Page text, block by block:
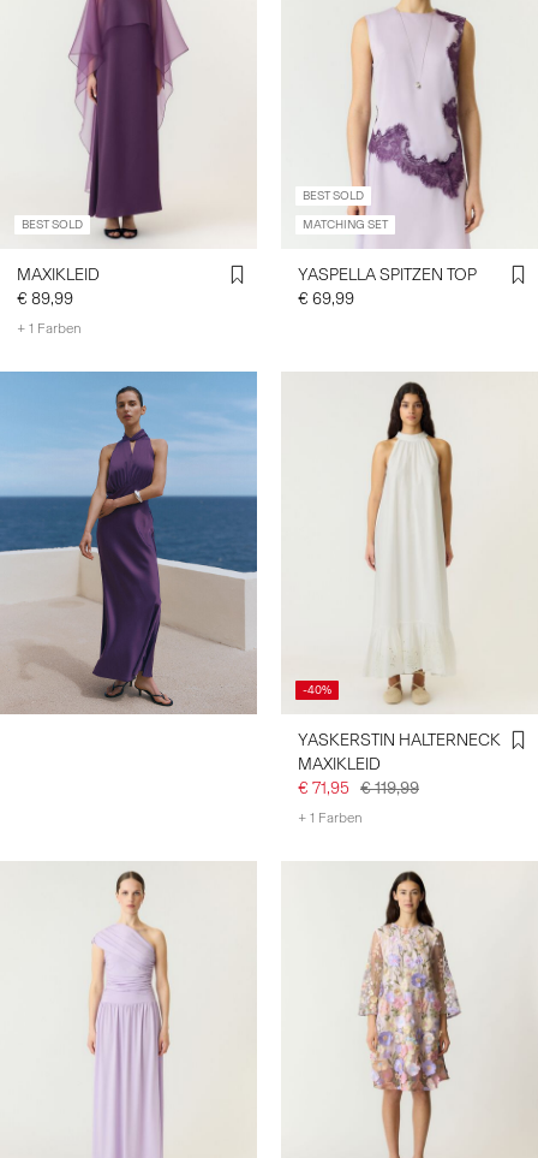
BEST SOLD
MAXIKLEID
€ 89,99
+ 1 Farben
BEST SOLD
MATCHING SET
YASPELLA SPITZEN TOP
€ 69,99
-40%
YASKERSTIN HALTERNECK
MAXIKLEID
€ 71,95 € 119,99
+ 1 Farben